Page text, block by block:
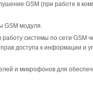
GSM (при работе в
GSM модуля.
системы по сети GSM
доступа к информации и
и микрофонов для